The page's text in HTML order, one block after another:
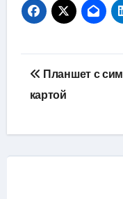
Навигация
по
Планшет с сим
картой